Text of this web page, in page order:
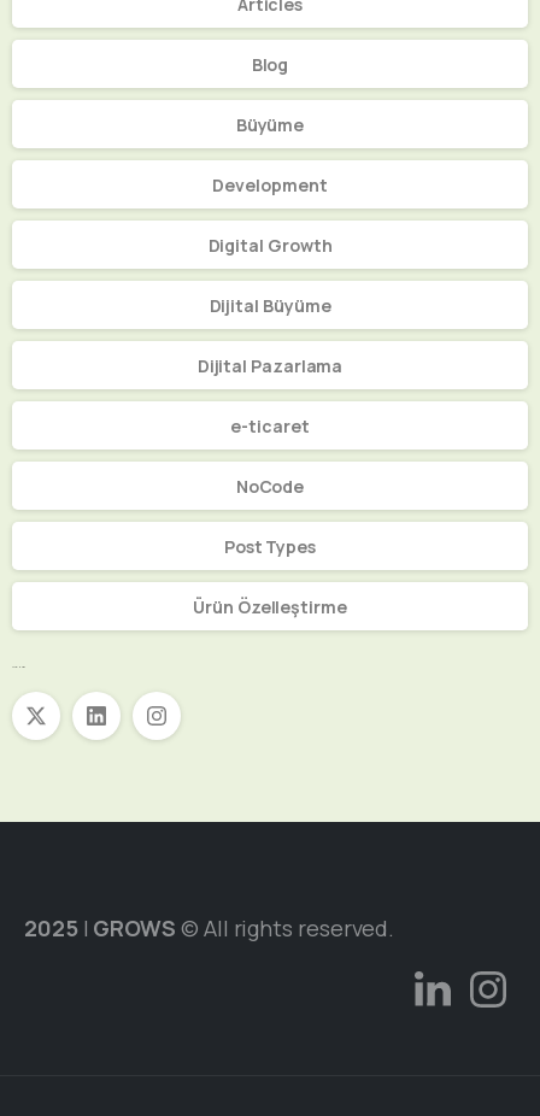
Blog
Büyüme
Development
Digital Growth
Dijital Büyüme
Dijital Pazarlama
e-ticaret
NoCode
Post Types
Ürün Özelleştirme
2025| GROWS © All rights reserved.